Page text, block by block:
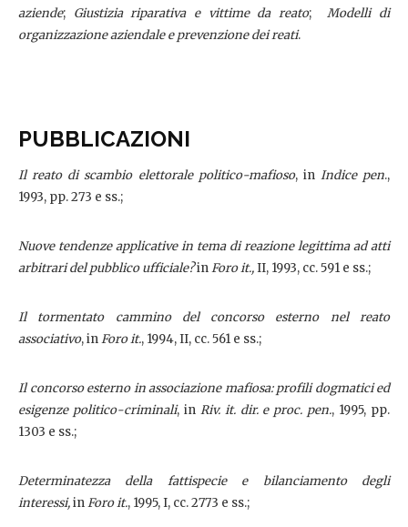
aziende; Giustizia riparativa e vittime da reato;Modelli di
organizzazione aziendale e prevenzione dei reati.
PUBBLICAZIONI
Il reato di scambio elettorale politico-mafioso, in Indice pen.,
1993, pp. 273 e ss.;
Nuove tendenze applicative in tema di reazione legittima ad atti
arbitrari del pubblico ufficiale?inForo it.,II, 1993, cc. 591 e ss.;
Il tormentato cammino del concorso esterno nel reato
associativo, inForo it., 1994, II, cc. 561 e ss.;
Il concorso esterno in associazione mafiosa: profili dogmatici ed
esigenze politico-criminali, in Riv. it. dir. e proc. pen., 1995, pp.
1303 e ss.;
Determinatezza della fattispecie e bilanciamento degli
interessi,inForo it., 1995, I, cc. 2773 e ss.;